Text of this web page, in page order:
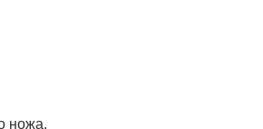
ножа.